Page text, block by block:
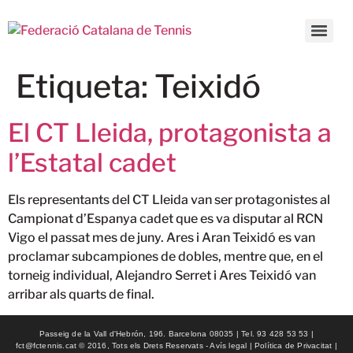
Etiqueta: Teixidó
El CT Lleida, protagonista a
l’Estatal cadet
Els representants del CT Lleida van ser protagonistes al
Campionat d’Espanya cadet que es va disputar al RCN
Vigo el passat mes de juny. Ares i Aran Teixidó es van
proclamar subcampiones de dobles, mentre que, en el
torneig individual, Alejandro Serret i Ares Teixidó van
arribar als quarts de final.
Passeig de la Vall d'Hebrón, 196. Barcelona 08035 | Tel. 93 428 53 53 |
fct@fctennis.cat © 2016, Tots els Drets Reservats - Avís legal | Política de Privacitat |